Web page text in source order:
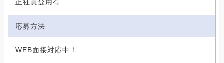
正社員登用有
応募方法
WEB面接対応中！